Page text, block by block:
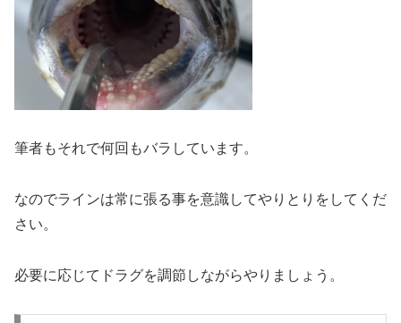
筆者もそれで何回もバラしています。
なのでラインは常に張る事を意識してやりとりをしてくだ
さい。
必要に応じてドラグを調節しながらやりましょう。